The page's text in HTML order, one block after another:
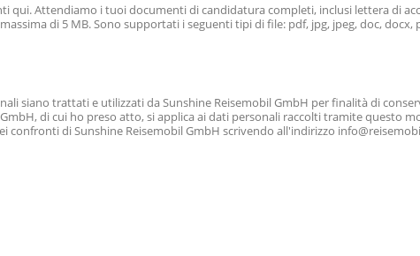
qui. Attendiamo i tuoi documenti di candidatura completi, inclusi lettera di
di 5 MB. Sono supportati i seguenti tipi di file: pdf, jpg, jpeg, doc, docx,
siano trattati e utilizzati da Sunshine Reisemobil GmbH per finalità di
di cui ho preso atto, si applica ai dati personali raccolti tramite questo
confronti di Sunshine Reisemobil GmbH scrivendo all'indirizzo